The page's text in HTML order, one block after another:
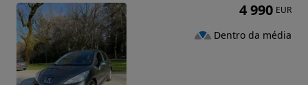
4 990 EUR
Dentro da média